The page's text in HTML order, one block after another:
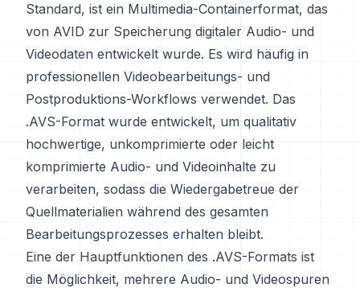
Standard, ist ein Multimedia-Containerformat, das
von AVID zur Speicherung digitaler Audio- und
Videodaten entwickelt wurde. Es wird häufig in
professionellen Videobearbeitungs- und
Postproduktions-Workflows verwendet. Das
.AVS-Format wurde entwickelt, um qualitativ
hochwertige, unkomprimierte oder leicht
komprimierte Audio- und Videoinhalte zu
verarbeiten, sodass die Wiedergabetreue der
Quellmaterialien während des gesamten
Bearbeitungsprozesses erhalten bleibt.
Eine der Hauptfunktionen des .AVS-Formats ist
die Möglichkeit, mehrere Audio- und Videospuren